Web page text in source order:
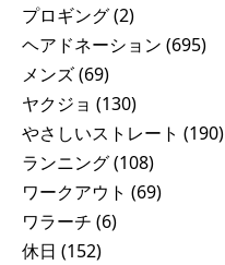
プロギング(2)
ヘアドネーション (695)
メンズ(69)
ヤクジョ (130)
やさしいストレート (190)
ランニング(108)
ワークアウト (69)
ワラーチ (6)
休日 (152)